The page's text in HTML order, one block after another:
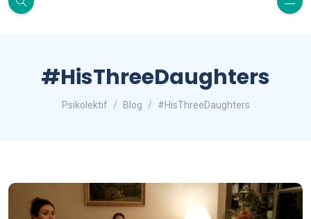
#HisThreeDaughters
Psikolektif Blog #HisThreeDaughters